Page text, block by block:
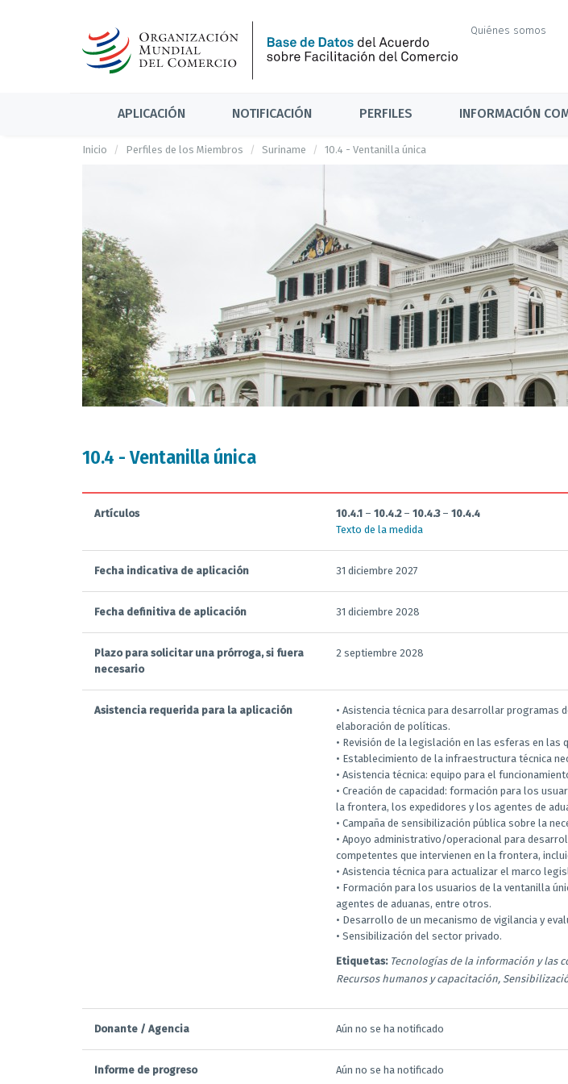
Quiénes somos
APLICACIÓN NOTIFICACIÓN PERFILES INFORMACIÓN
Inicio Perfiles de los Miembros Suriname 10.4 - Ventanilla única
10.4 - Ventanilla única
Artículos 10.4.1 – 10.4.2– 10.4.3– 10.4.4
Texto de la medida
Fecha indicativa de aplicación 31 diciembre 2027
Fecha definitiva de aplicación 31 diciembre 2028
Plazo para solicitar una prórroga, si fuera
necesario
2 septiembre 2028
Asistencia requerida para la aplicación
• Asistencia técnica para desarrollar programas
elaboración de políticas.
• Revisión de la legislación en las esferas en las
• Establecimiento de la infraestructura técnica
• Asistencia técnica: equipo para el
• Creación de capacidad: formación para los
la frontera, los expedidores y los agentes de
• Campaña de sensibilización pública sobre la
• Apoyo administrativo/operacional para
competentes que intervienen en la frontera,
• Asistencia técnica para actualizar el marco
• Formación para los usuarios de la ventanilla
agentes de aduanas, entre otros.
• Desarrollo de un mecanismo de vigilancia y
• Sensibilización del sector privado.
Etiquetas: Tecnologías de la información y las
Recursos humanos y capacitación,
Donante / Agencia Aún no se ha notificado
Informe de progreso Aún no se ha notificado